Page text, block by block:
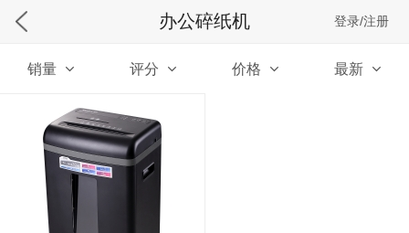
办公碎纸机 登录/注册
销量 评分 价格 最新